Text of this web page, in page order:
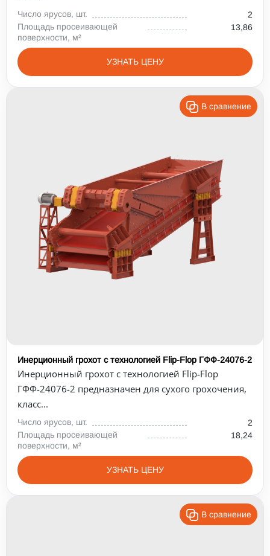
Число ярусов, шт.
2
Площадь просеивающей
поверхности, м²
13,86
УЗНАТЬ ЦЕНУ
В сравнение
Инерционный грохот с технологией Flip-Flop ГФФ-24076-2
Инерционный грохот с технологией Flip-Flop
ГФФ-24076-2 предназначен для сухого грохочения,
класс...
Число ярусов, шт.
2
Площадь просеивающей
поверхности, м²
18,24
УЗНАТЬ ЦЕНУ
В сравнение